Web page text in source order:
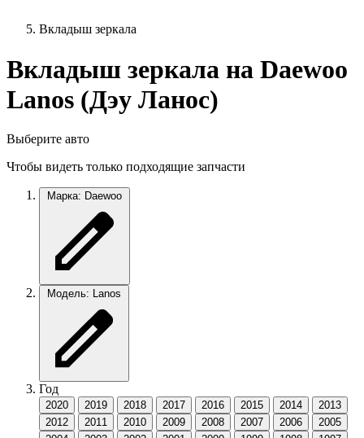
Вкладыш зеркала
Вкладыш зеркала на Daewoo
Lanos (Дэу Ланос)
Выберите авто
Чтобы видеть только подходящие запчасти
Марка: Daewoo
Модель: Lanos
Год
2020 2019 2018 2017 2016 2015 2014
2013
2012
2011 2010 2009 2008 2007 2006
2005